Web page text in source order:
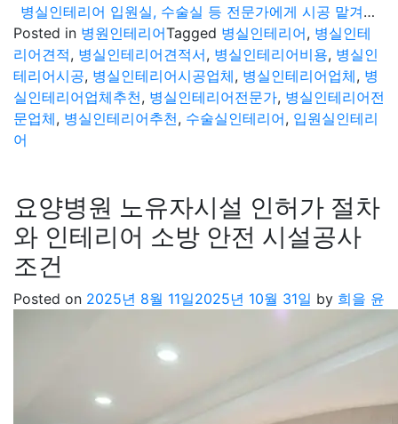
병실인테리어 입원실, 수술실 등 전문가에게 시공 맡겨야 하는 이유
Posted in 병원인테리어Tagged 병실인테리어, 병실인테
리어견적, 병실인테리어견적서, 병실인테리어비용, 병실인
테리어시공, 병실인테리어시공업체, 병실인테리어업체, 병
실인테리어업체추천, 병실인테리어전문가, 병실인테리어전
문업체, 병실인테리어추천, 수술실인테리어, 입원실인테리
어
요양병원 노유자시설 인허가 절차
와 인테리어 소방 안전 시설공사
조건
Posted on 2025년 8월 11일2025년 10월 31일 by 희을 윤